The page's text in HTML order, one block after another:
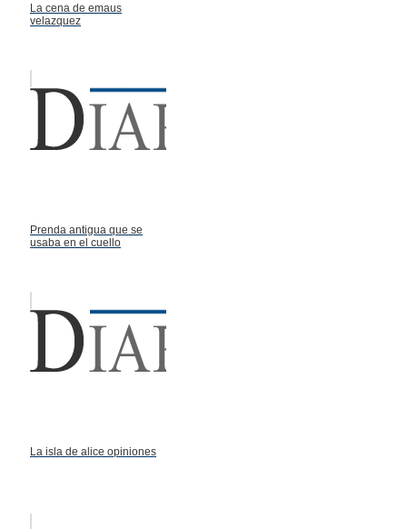
La cena de emaus
velazquez
Prenda antigua que se
usaba en el cuello
La isla de alice opiniones